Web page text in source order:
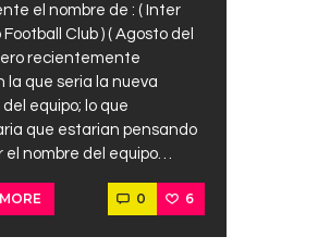
el nombre de : ( Inter
Club ) ( Agosto del
recientemente
la que seria la nueva
equipo; lo que
que estarian pensando
el nombre del equipo…
0 6